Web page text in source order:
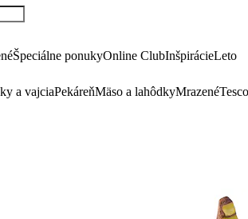
Špeciálne ponukyOnline ClubInšpirácieLeto
a vajciaPekáreňMäso a lahôdkyMrazené